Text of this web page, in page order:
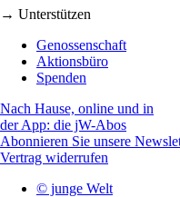
→ Unterstützen
Genossenschaft
Aktionsbüro
Spenden
Nach Hause, online und in
der App: die jW-Abos
Abonnieren Sie unsere
Vertrag widerrufen
© junge Welt